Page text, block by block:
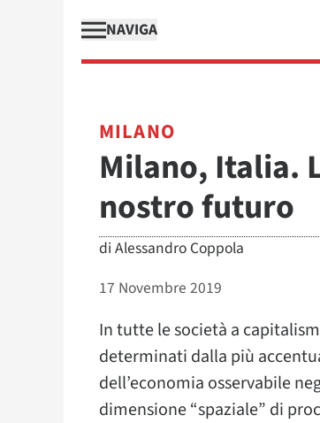
NAVIGA
MILANO
Milano, Italia.
nostro futuro
di Alessandro Coppola
17 Novembre 2019
In tutte le società a
determinati dalla più
dell’economia osservabile
dimensione “spaziale” di